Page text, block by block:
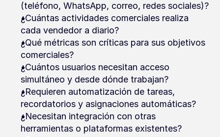
(teléfono, WhatsApp, correo, redes sociales)?
¿Cuántas actividades comerciales realiza
cada vendedor a diario?
¿Qué métricas son críticas para sus objetivos
comerciales?
¿Cuántos usuarios necesitan acceso
simultáneo y desde dónde trabajan?
¿Requieren automatización de tareas,
recordatorios y asignaciones automáticas?
¿Necesitan integración con otras
herramientas o plataformas existentes?